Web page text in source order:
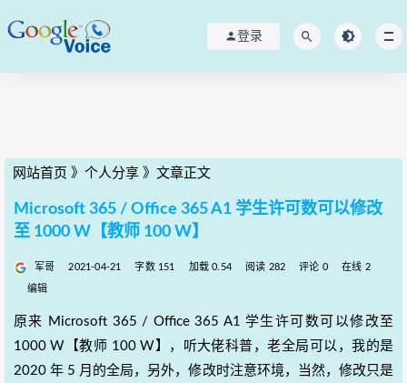
登录
网站首页 》 个人分享 》 文章正文
Microsoft 365 / Office 365 A1 学生许可数可以修改
至 1000 W【教师 100 W】
军哥 2021-04-21 字数 151 加载 0.54 阅读 282 评论 0 在线 2
编辑
原来 Microsoft 365 / Office 365 A1 学生许可数可以修改至
1000 W【教师 100 W】，听大佬科普，老全局可以，我的是
2020 年 5 月的全局，另外，修改时注意环境，当然，修改只是